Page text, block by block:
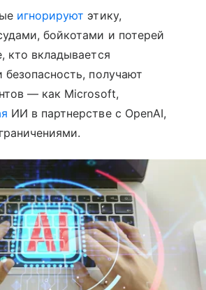
игнорируют этику,
бойкотами и потерей
кто вкладывается
безопасность, получают
— как Microsoft,
ИИ в партнерстве с OpenAI,